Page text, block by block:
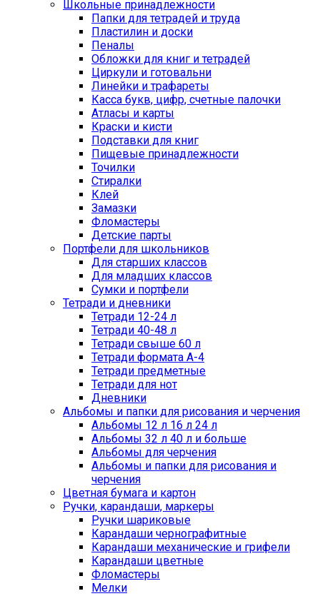
Школьные принадлежности
Папки для тетрадей и труда
Пластилин и доски
Пеналы
Обложки для книг и тетрадей
Циркули и готовальни
Линейки и трафареты
Касса букв, цифр, счетные палочки
Атласы и карты
Краски и кисти
Подставки для книг
Пищевые принадлежности
Точилки
Стиралки
Клей
Замазки
Фломастеры
Детские парты
Портфели для школьников
Для старших классов
Для младших классов
Сумки и портфели
Тетради и дневники
Тетради 12-24 л
Тетради 40-48 л
Тетради свыше 60 л
Тетради формата А-4
Тетради предметные
Тетради для нот
Дневники
Альбомы и папки для рисования и черчения
Альбомы 12 л 16 л 24 л
Альбомы 32 л 40 л и больше
Альбомы для черчения
Альбомы и папки для рисования и
черчения
Цветная бумага и картон
Ручки, карандаши, маркеры
Ручки шариковые
Карандаши чернографитные
Карандаши механические и грифели
Карандаши цветные
Фломастеры
Мелки